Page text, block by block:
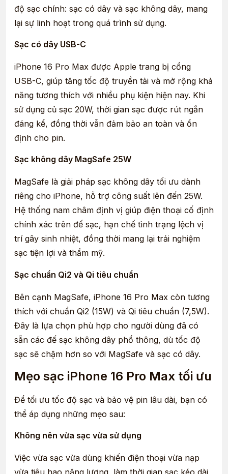
độ sạc chính: sạc có dây và sạc không dây, mang
lại sự linh hoạt trong quá trình sử dụng.
Sạc có dây USB-C
iPhone 16 Pro Max được Apple trang bị cổng
USB-C, giúp tăng tốc độ truyền tải và mở rộng khả
năng tương thích với nhiều phụ kiện hiện nay. Khi
sử dụng củ sạc 20W, thời gian sạc được rút ngắn
đáng kể, đồng thời vẫn đảm bảo an toàn và ổn
định cho pin.
Sạc không dây MagSafe 25W
MagSafe là giải pháp sạc không dây tối ưu dành
riêng cho iPhone, hỗ trợ công suất lên đến 25W.
Hệ thống nam châm định vị giúp điện thoại cố định
chính xác trên đế sạc, hạn chế tình trạng lệch vị
trí gây sinh nhiệt, đồng thời mang lại trải nghiệm
sạc tiện lợi và thẩm mỹ.
Sạc chuẩn Qi2 và Qi tiêu chuẩn
Bên cạnh MagSafe, iPhone 16 Pro Max còn tương
thích với chuẩn Qi2 (15W) và Qi tiêu chuẩn (7,5W).
Đây là lựa chọn phù hợp cho người dùng đã có
sẵn các đế sạc không dây phổ thông, dù tốc độ
sạc sẽ chậm hơn so với MagSafe và sạc có dây.
Mẹo sạc iPhone 16 Pro Max tối ưu
Để tối ưu tốc độ sạc và bảo vệ pin lâu dài, bạn có
thể áp dụng những mẹo sau:
Không nên vừa sạc vừa sử dụng
Việc vừa sạc vừa dùng khiến điện thoại vừa nạp